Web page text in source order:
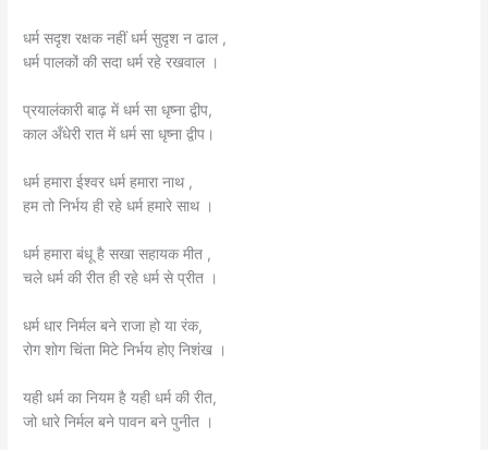
धर्म सदृश रक्षक नहीं धर्म सुदृश न ढाल ,
धर्म पालकों की सदा धर्म रहे रखवाल ।
प्रयालंकारी बाढ़ में धर्म सा धृष्ना द्वीप,
काल अँधेरी रात में धर्म सा धृष्ना द्वीप।
धर्म हमारा ईश्वर धर्म हमारा नाथ ,
हम तो निर्भय ही रहे धर्म हमारे साथ ।
धर्म हमारा बंधू है सखा सहायक मीत ,
चले धर्म की रीत ही रहे धर्म से प्रीत ।
धर्म धार निर्मल बने राजा हो या रंक,
रोग शोग चिंता मिटे निर्भय होए निशंख ।
यही धर्म का नियम है यही धर्म की रीत,
जो धारे निर्मल बने पावन बने पुनीत ।